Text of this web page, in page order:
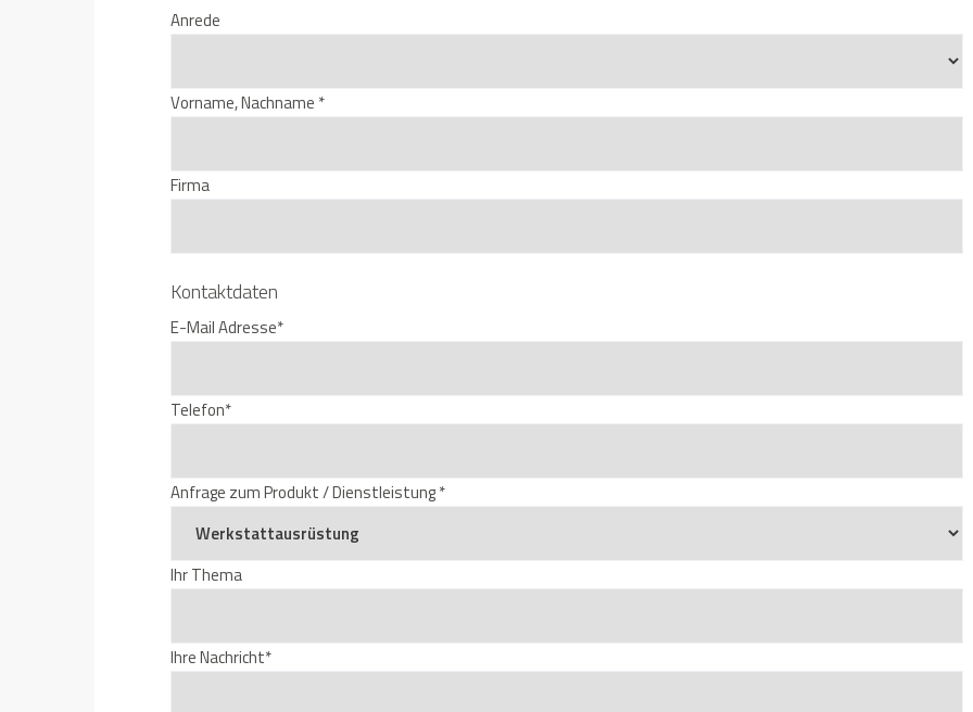
Anrede
Vorname, Nachname *
Firma
Kontaktdaten
E-Mail Adresse*
Telefon*
Anfrage zum Produkt / Dienstleistung *
Ihr Thema
Ihre Nachricht*